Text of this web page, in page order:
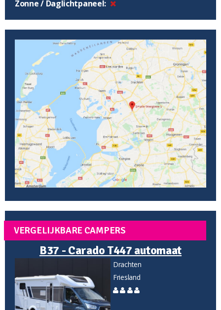
Zonne / Daglichtpaneel:
VERGELIJKBARE CAMPERS
B37 - Carado T447 automaat
Drachten
Friesland